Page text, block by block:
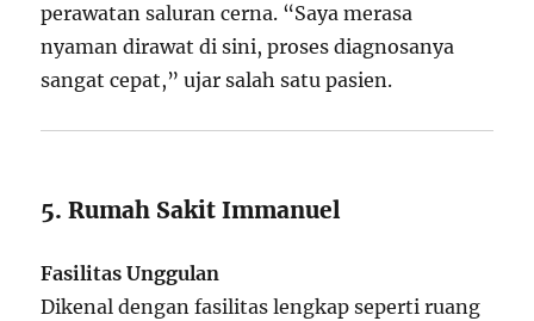
perawatan saluran cerna. “Saya merasa
nyaman dirawat di sini, proses diagnosanya
sangat cepat,” ujar salah satu pasien.
5. Rumah Sakit Immanuel
Fasilitas Unggulan
Dikenal dengan fasilitas lengkap seperti ruang